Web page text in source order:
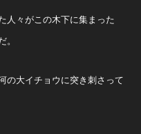
人々がこの木下に集まった
。
の大イチョウに突き刺さって